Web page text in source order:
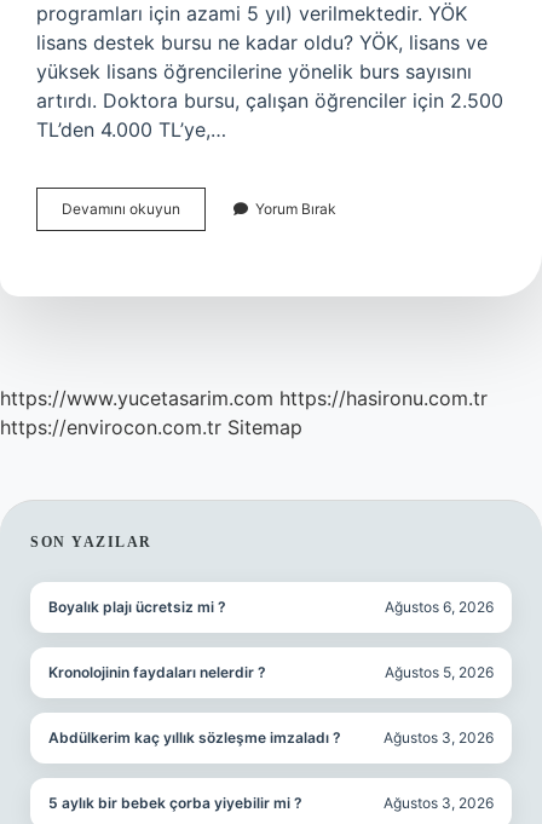
programları için azami 5 yıl) verilmektedir. YÖK
lisans destek bursu ne kadar oldu? YÖK, lisans ve
yüksek lisans öğrencilerine yönelik burs sayısını
artırdı. Doktora bursu, çalışan öğrenciler için 2.500
TL’den 4.000 TL’ye,…
Devamını okuyun
Destek
Verilir
Yorum Bırak
https://www.yucetasarim.com https://hasironu.com.tr
https://envirocon.com.tr Sitemap
SIDEBAR
SON YAZILAR
Boyalık plajı ücretsiz mi ? Ağustos 6, 2026
Kronolojinin faydaları nelerdir ? Ağustos 5, 2026
Abdülkerim kaç yıllık sözleşme imzaladı ? Ağustos 3, 2026
5 aylık bir bebek çorba yiyebilir mi ? Ağustos 3, 2026